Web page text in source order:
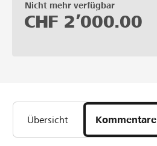
Nicht mehr verfügbar
CHF 2’000.00
Übersicht Kommentare